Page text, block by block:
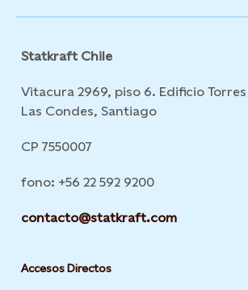
Statkraft Chile
Vitacura 2969, piso 6. Edificio
Las Condes, Santiago
CP 7550007
fono: +56 22 592 9200
contacto@statkraft.com
Accesos Directos